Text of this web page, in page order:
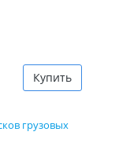
Купить